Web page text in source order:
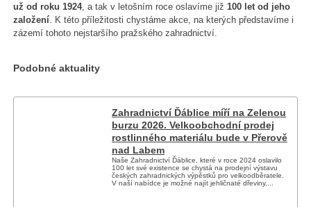
už od roku 1924, a tak v letošním roce oslavíme již100 let od jeho
založení. K této příležitosti chystáme akce, na kterých představíme i
zázemí tohoto nejstaršího pražského zahradnictví.
Podobné aktuality
Zahradnictví Ďáblice míří na Zelenou
burzu 2026. Velkoobchodní prodej
rostlinného materiálu bude v Přerově
nad Labem
Naše Zahradnictví Ďáblice, které v roce 2024 oslavilo
100 let své existence se chystá na prodejní výstavu
českých zahradnických výpěstků pro velkoodběratele.
V naší nabídce je možné najít jehličnaté dřeviny,...